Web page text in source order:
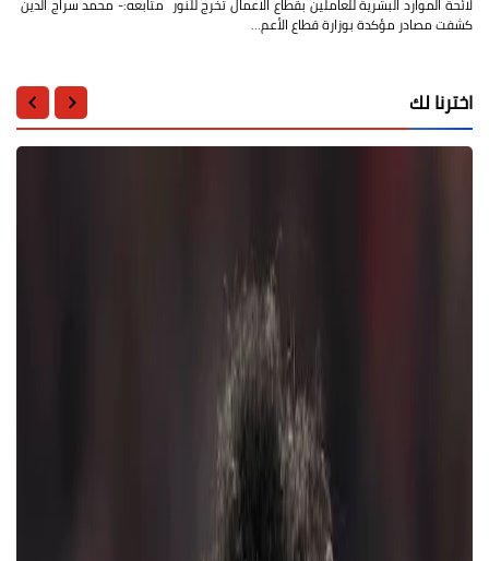
لائحة الموارد البشرية للعاملين بقطاع الاعمال تخرج للنور متابعه:- محمد سراج الدين
كشفت مصادر مؤكدة بوزارة قطاع الأعم…
اخترنا لك